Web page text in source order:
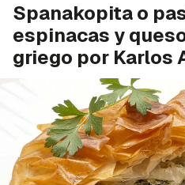
Spanakopita o
espinacas y
griego por Karlos